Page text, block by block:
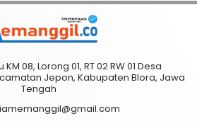
08, Lorong 01, RT 02 RW 01 Desa
Jepon, Kabupaten Blora, Jawa
Tengah